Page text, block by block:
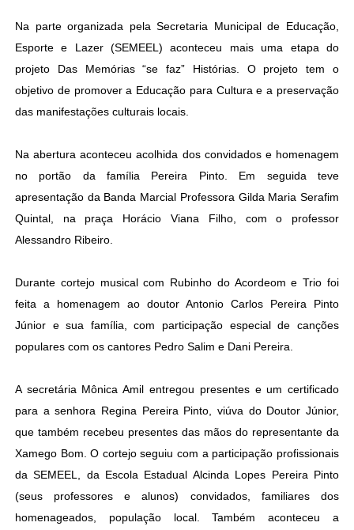
Na parte organizada pela Secretaria Municipal de Educação,
Esporte e Lazer (SEMEEL) aconteceu mais uma etapa do
projeto Das Memórias “se faz” Histórias. O projeto tem o
objetivo de promover a Educação para Cultura e a preservação
das manifestações culturais locais.
Na abertura aconteceu acolhida dos convidados e homenagem
no portão da família Pereira Pinto. Em seguida teve
apresentação da Banda Marcial Professora Gilda Maria Serafim
Quintal, na praça Horácio Viana Filho, com o professor
Alessandro Ribeiro.
Durante cortejo musical com Rubinho do Acordeom e Trio foi
feita a homenagem ao doutor Antonio Carlos Pereira Pinto
Júnior e sua família, com participação especial de canções
populares com os cantores Pedro Salim e Dani Pereira.
A secretária Mônica Amil entregou presentes e um certificado
para a senhora Regina Pereira Pinto, viúva do Doutor Júnior,
que também recebeu presentes das mãos do representante da
Xamego Bom. O cortejo seguiu com a participação profissionais
da SEMEEL, da Escola Estadual Alcinda Lopes Pereira Pinto
(seus professores e alunos) convidados, familiares dos
homenageados, população local. Também aconteceu a